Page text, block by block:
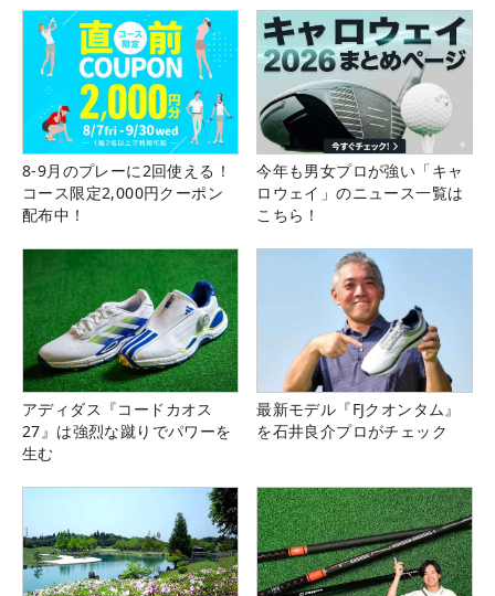
8-9月のプレーに2回使える！
コース限定2,000円クーポン
配布中！
今年も男女プロが強い「キャ
ロウェイ」のニュース一覧は
こちら！
アディダス『コードカオス
27』は強烈な蹴りでパワーを
生む
最新モデル『FJクオンタム』
を石井良介プロがチェック